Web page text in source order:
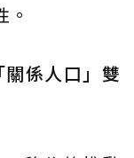
係人口」雙